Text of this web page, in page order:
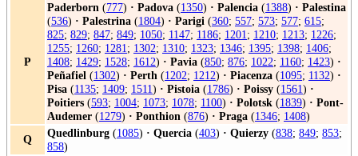
P
Paderborn (777) · Padova (1350) · Palencia (1388) · Palestina
(536) · Palestrina (1804) · Parigi (360; 557; 573; 577; 615;
825; 829; 847; 849; 1050; 1147; 1186; 1201; 1210; 1213; 1226;
1255; 1260; 1281; 1302; 1310; 1323; 1346; 1395; 1398; 1406;
1408; 1429; 1528; 1612) · Pavia (850; 876; 1022; 1160; 1423) ·
Peñafiel (1302) · Perth (1202; 1212) · Piacenza (1095; 1132) ·
Pisa (1135; 1409; 1511) · Pistoia (1786) · Poissy (1561) ·
Poitiers (593; 1004; 1073; 1078; 1100) · Polotsk (1839) · Pont-
Audemer (1279) · Ponthion (876) · Praga (1346; 1408)
Q
Quedlinburg (1085) · Quercia (403) · Quierzy (838; 849; 853;
858)